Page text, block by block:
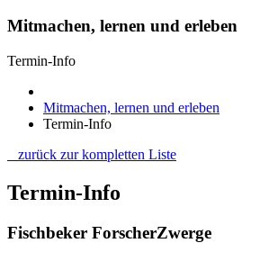
Mitmachen, lernen und erleben
Termin-Info
Mitmachen, lernen und erleben
Termin-Info
zurück zur kompletten Liste
Termin-Info
Fischbeker ForscherZwerge